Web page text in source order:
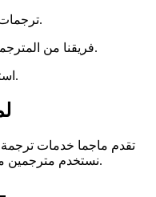
ترجمات دقيقة تلبي احتياجات العملاء المتنوعة.
فريقنا من المترجمين المحترفين يدعم الذكاء الاصطناعي.
استمتع بخدمة سريعة وموثوقة لمشاريعك.
تقدم ماجما خدمات
نستخدم مترجمين محترفين لضمان تلبية احتياجاتك اللغوية.